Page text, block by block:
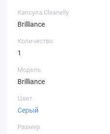
Капсула Cleanelly
Brilliance
Количество
1
Модель
Brilliance
Цвет
Серый
Размер